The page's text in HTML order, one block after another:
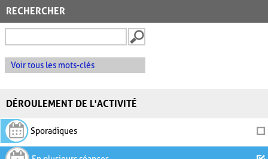
RECHERCHER
Voir tous les mots-clés
DÉROULEMENT DE L'ACTIVITÉ
Sporadiques